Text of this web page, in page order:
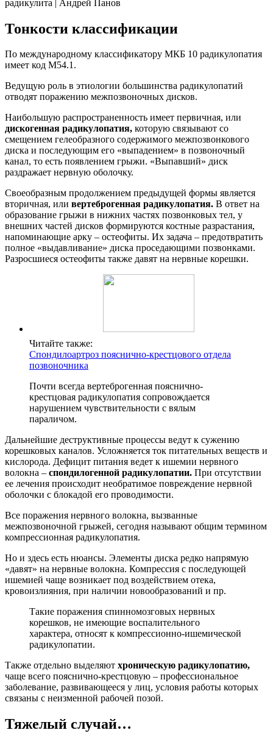
радикулита | Андрей Панов
Тонкости классификации
По международному классификатору МКБ 10 радикулопатия
имеет код М54.1.
Ведущую роль в этиологии большинства радикулопатий
отводят поражению межпозвоночных дисков.
Наибольшую распространенность имеет первичная, или
дискогенная радикулопатия, которую связывают со
смещением гелеобразного содержимого межпозвонкового
диска и последующим его «выпадением» в позвоночный
канал, то есть появлением грыжи. «Выпавший» диск
раздражает нервную оболочку.
Своеобразным продолжением предыдущей формы является
вторичная, или вертеброгенная радикулопатия. В ответ на
образование грыжи в нижних частях позвонковых тел, у
внешних частей дисков формируются костные разрастания,
напоминающие арку – остеофиты. Их задача – предотвратить
полное «выдавливание» диска проседающими позвонками.
Разросшиеся остеофиты также давят на нервные корешки.
Читайте также:
Спондилоартроз пояснично-крестцового отдела
позвоночника
Почти всегда вертеброгенная пояснично-
крестцовая радикулопатия сопровождается
нарушением чувствительности с вялым
параличом.
Дальнейшие деструктивные процессы ведут к сужению
корешковых каналов. Усложняется ток питательных веществ и
кислорода. Дефицит питания ведет к ишемии нервного
волокна – спондилогенной радикулопатии. При отсутствии
ее лечения происходит необратимое повреждение нервной
оболочки с блокадой его проводимости.
Все поражения нервного волокна, вызванные
межпозвоночной грыжей, сегодня называют общим термином
компрессионная радикулопатия.
Но и здесь есть нюансы. Элементы диска редко напрямую
«давят» на нервные волокна. Компрессия с последующей
ишемией чаще возникает под воздействием отека,
кровоизлияния, при наличии новообразований и пр.
Такие поражения спинномозговых нервных
корешков, не имеющие воспалительного
характера, относят к компрессионно-ишемической
радикулопатии.
Также отдельно выделяют хроническую радикулопатию,
чаще всего пояснично-крестцовую – профессиональное
заболевание, развивающееся у лиц, условия работы которых
связаны с неизменной рабочей позой.
Тяжелый случай…